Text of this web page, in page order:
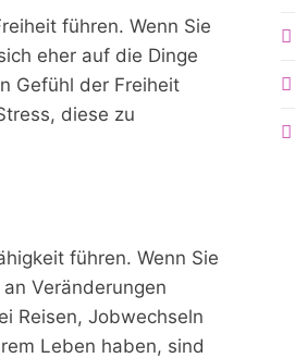
führen. Wenn Sie
eher auf die Dinge
Gefühl der Freiheit
diese zu
führen. Wenn Sie
Veränderungen
Reisen, Jobwechseln
Leben haben, sind